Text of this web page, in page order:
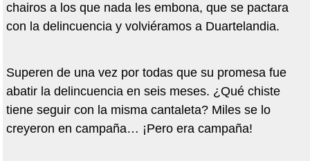
chairos a los que nada les embona, que se pactara
con la delincuencia y volviéramos a Duartelandia.
Superen de una vez por todas que su promesa fue
abatir la delincuencia en seis meses. ¿Qué chiste
tiene seguir con la misma cantaleta? Miles se lo
creyeron en campaña… ¡Pero era campaña!